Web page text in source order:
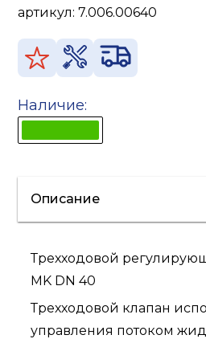
артикул:7.006.00640
Наличие:
Описание
Трехходовой
MK DN 40
Трехходовой клапан
управления потоком